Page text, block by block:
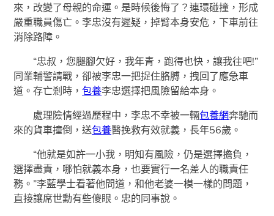
來，改變了母親的命運。是時候後悔了？連環碰撞，形成
嚴重職員傷亡。李忠沒有遲疑，掉臂本身安危，下車前往
消除路障。
“忠叔，您腿腳欠好，我年青，跑得也快，讓我往吧!”
同業輔警請戰，卻被李忠一把捉住胳膊，拽回了應急車
道。存亡剎時，包養李忠選擇把風險留給本身。
處理險情經過歷程中，李忠不幸被一輛包養網奔馳而
來的貨車撞倒，送包養醫挽救有效就義，長年56歲。
“他就是如許一小我，明知有風險，仍是選擇擔負，
選擇盡責，哪怕就義本身，也要實行一名差人的職責任
務。”李藍學士看著他問道，和他老婆一模一樣的問題，
直接讓席世勳有些傻眼。忠的同事說。